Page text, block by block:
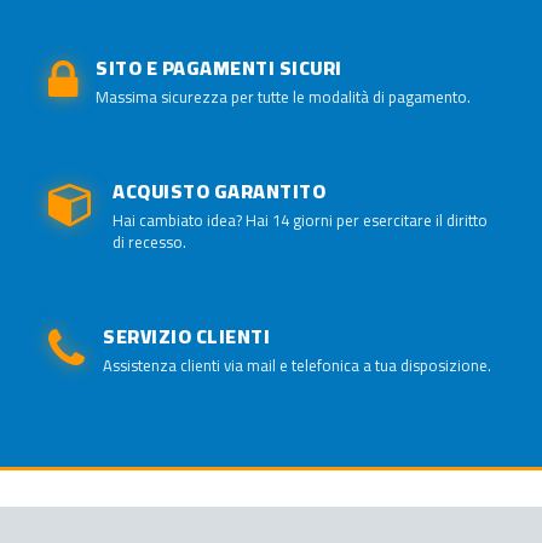
SITO E PAGAMENTI SICURI
Massima sicurezza per tutte le modalità di pagamento.
ACQUISTO GARANTITO
Hai cambiato idea? Hai 14 giorni per esercitare il diritto
di recesso.
SERVIZIO CLIENTI
Assistenza clienti via mail e telefonica a tua disposizione.